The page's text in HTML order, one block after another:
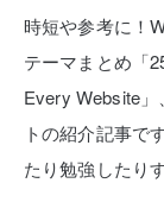
時短や参考に！
テーマまとめ「
Every Website
トの紹介記事で
たり勉強したり